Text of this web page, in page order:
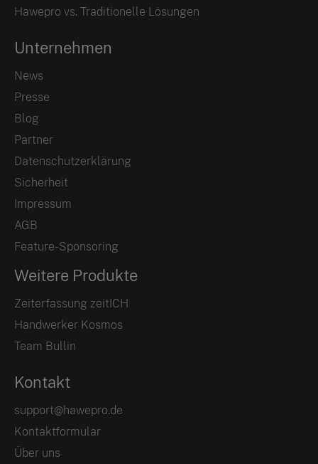
Hawepro vs. Traditionelle Lösungen
Unternehmen
News
Presse
Blog
Partner
Datenschutzerklärung
Sicherheit
Impressum
AGB
Feature-Sponsoring
Weitere Produkte
Zeiterfassung zeitICH
Handwerker Kosmos
Team Bullin
Kontakt
support@hawepro.de
Kontaktformular
Über uns